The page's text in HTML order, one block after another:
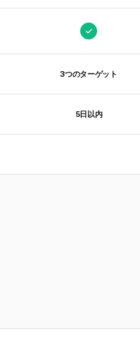
3つのターゲット
5日以内